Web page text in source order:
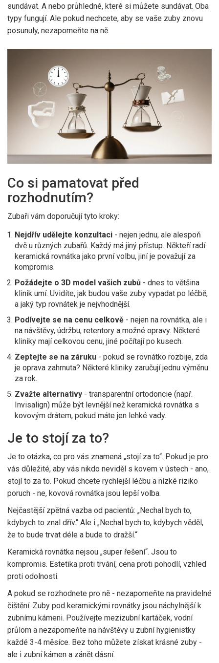
sundávat. A nebo průhledné, které si můžete sundávat. Oba
typy fungují. Ale pokud nechcete, aby se vaše zuby znovu
posunuly, nezapomeňte na ně.
Co si pamatovat před
rozhodnutím?
Zubaři vám doporučují tyto kroky:
Nejdřív udělejte konzultaci - nejen jednu, ale alespoň
dvě u různých zubařů. Každý má jiný přístup. Někteří radí
keramická rovnátka jako první volbu, jiní je považují za
kompromis.
Požádejte o 3D model vašich zubů - dnes to většina
klinik umí. Uvidíte, jak budou vaše zuby vypadat po léčbě,
a jaký typ rovnátek je nejvhodnější.
Podívejte se na cenu celkově - nejen na rovnátka, ale i
na návštěvy, údržbu, retentory a možné opravy. Některé
kliniky mají celkovou cenu, jiné počítají po kusech.
Zeptejte se na záruku - pokud se rovnátko rozbije, zda
je oprava zahrnuta? Některé kliniky zaručují jednu výměnu
za rok.
Zvažte alternativy - transparentní ortodoncie (např.
Invisalign) může být levnější než keramická rovnátka s
kovovým drátem, pokud máte jen lehké vady.
Je to stojí za to?
Je to otázka, co pro vás znamená „stojí za to“. Pokud je pro
vás důležité, aby vás nikdo neviděl s kovem v ústech - ano,
stojí to za to. Pokud chcete rychlejší léčbu a nízké riziko
poruch - ne, kovová rovnátka jsou lepší volba.
Nejčastější zpětná vazba od pacientů: „Nechal bych to,
kdybych to znal dřív.“ Ale i „Nechal bych to, kdybych věděl,
že to bude trvat déle a bude to dražší.“
Keramická rovnátka nejsou „super řešení“. Jsou to
kompromis. Estetika proti trvání, cena proti pohodlí, vzhled
proti odolnosti.
A pokud se rozhodnete pro ně - nezapomeňte na pravidelné
čištění. Zuby pod keramickými rovnátky jsou náchylnější k
zubnímu kámeni. Používejte mezizubní kartáček, vodní
průlom a nezapomeňte na návštěvy u zubní hygienistky
každé 3-4 měsíce. Bez toho můžete získat krásné zuby -
ale i zubní kámen a zánět dásní.